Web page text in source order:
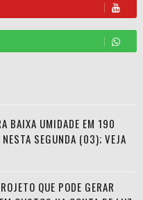
BAIXA UMIDADE EM 190
SEGUNDA (03); VEJA
QUE PODE GERAR